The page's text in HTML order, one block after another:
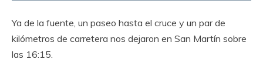
Ya de la fuente, un paseo hasta el cruce y un par de
kilómetros de carretera nos dejaron en San Martín sobre
las 16:15.